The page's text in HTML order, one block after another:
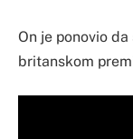
On je ponovio
britanskom